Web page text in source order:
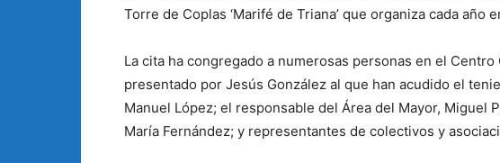
Torre de Coplas ‘Marifé de Triana’ que organiza cada año
La cita ha congregado a numerosas personas en el Centro
presentado por Jesús González al que han acudido el
Manuel López; el responsable del Área del Mayor, Miguel
María Fernández; y representantes de colectivos y